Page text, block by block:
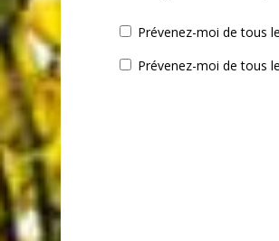
Prévenez-moi de tous
Prévenez-moi de tous